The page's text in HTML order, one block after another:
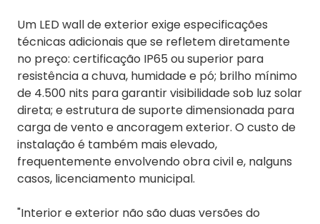
Um LED wall de exterior exige especificações
técnicas adicionais que se refletem diretamente
no preço: certificação IP65 ou superior para
resistência a chuva, humidade e pó; brilho mínimo
de 4.500 nits para garantir visibilidade sob luz solar
direta; e estrutura de suporte dimensionada para
carga de vento e ancoragem exterior. O custo de
instalação é também mais elevado,
frequentemente envolvendo obra civil e, nalguns
casos, licenciamento municipal.
"Interior e exterior não são duas versões do